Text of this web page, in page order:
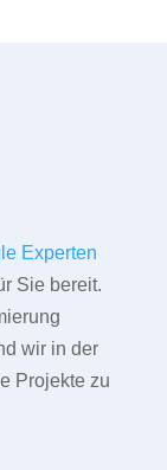
Experten
Sie bereit.
wir in der
Projekte zu